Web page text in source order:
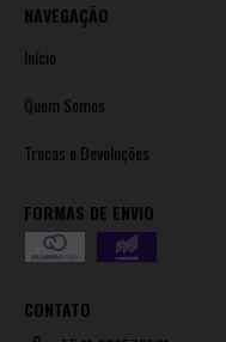
NAVEGAÇÃO
Início
Quem Somos
Trocas e Devoluções
FORMAS DE ENVIO
CONTATO